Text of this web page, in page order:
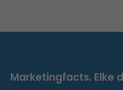
Marketingfacts. Elke